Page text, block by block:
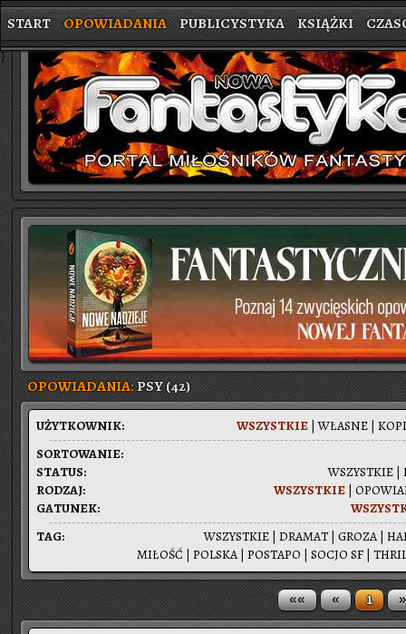
START OPOWIADANIA PUBLICYSTYKA KSIĄŻKI
}
OPOWIADANIA:PSY (42)
WSZYST­KIE |WŁA­SNE |
UŻYT­KOW­NIK:
WSZYST­KIE |
WSZYST­KIE |
SOR­TO­WA­NIE:
STA­TUS:
RO­DZAJ:
GA­TU­NEK:
WSZYST­KIE | DRA­MAT | GROZA|
MI­ŁOŚĆ | POL­SKA| PO­STA­PO | SOCJO SF |
TAG:
«« « 1 »